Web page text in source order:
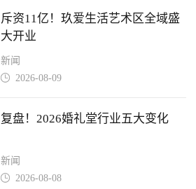
斥资11亿！玖爱生活艺术区全域盛
大开业
新闻
 2026-08-09
复盘！2026婚礼堂行业五大变化
新闻
 2026-08-08